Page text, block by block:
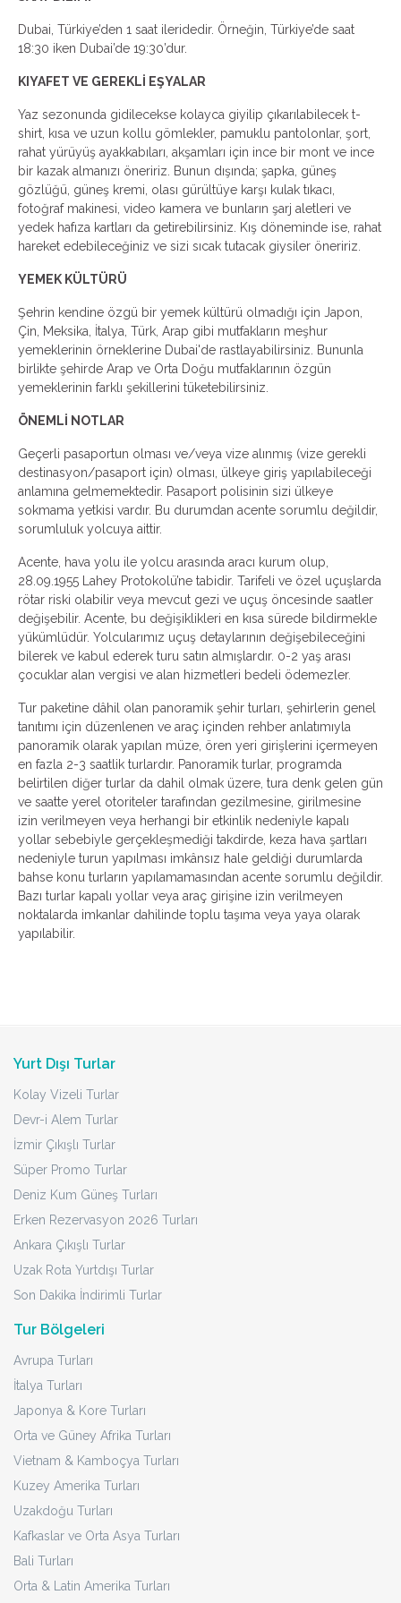
Dubai, Türkiye’den 1 saat ileridedir. Örneğin, Türkiye’de saat
18:30 iken Dubai’de 19:30’dur.
KIYAFET VE GEREKLİ EŞYALAR
Yaz sezonunda gidilecekse kolayca giyilip çıkarılabilecek t-
shirt, kısa ve uzun kollu gömlekler, pamuklu pantolonlar, şort,
rahat yürüyüş ayakkabıları, akşamları için ince bir mont ve ince
bir kazak almanızı öneririz. Bunun dışında; şapka, güneş
gözlüğü, güneş kremi, olası gürültüye karşı kulak tıkacı,
fotoğraf makinesi, video kamera ve bunların şarj aletleri ve
yedek hafıza kartları da getirebilirsiniz. Kış döneminde ise, rahat
hareket edebileceğiniz ve sizi sıcak tutacak giysiler öneririz.
YEMEK KÜLTÜRÜ
Şehrin kendine özgü bir yemek kültürü olmadığı için Japon,
Çin, Meksika, İtalya, Türk, Arap gibi mutfakların meşhur
yemeklerinin örneklerine Dubai'de rastlayabilirsiniz. Bununla
birlikte şehirde Arap ve Orta Doğu mutfaklarının özgün
yemeklerinin farklı şekillerini tüketebilirsiniz.
ÖNEMLİ NOTLAR
Geçerli pasaportun olması ve/veya vize alınmış (vize gerekli
destinasyon/pasaport için) olması, ülkeye giriş yapılabileceği
anlamına gelmemektedir. Pasaport polisinin sizi ülkeye
sokmama yetkisi vardır. Bu durumdan acente sorumlu değildir,
sorumluluk yolcuya aittir.
Acente, hava yolu ile yolcu arasında aracı kurum olup,
28.09.1955 Lahey Protokolü’ne tabidir. Tarifeli ve özel uçuşlarda
rötar riski olabilir veya mevcut gezi ve uçuş öncesinde saatler
değişebilir. Acente, bu değişiklikleri en kısa sürede bildirmekle
yükümlüdür. Yolcularımız uçuş detaylarının değişebileceğini
bilerek ve kabul ederek turu satın almışlardır. 0-2 yaş arası
çocuklar alan vergisi ve alan hizmetleri bedeli ödemezler.
Tur paketine dâhil olan panoramik şehir turları, şehirlerin genel
tanıtımı için düzenlenen ve araç içinden rehber anlatımıyla
panoramik olarak yapılan müze, ören yeri girişlerini içermeyen
en fazla 2-3 saatlik turlardır. Panoramik turlar, programda
belirtilen diğer turlar da dahil olmak üzere, tura denk gelen gün
ve saatte yerel otoriteler tarafından gezilmesine, girilmesine
izin verilmeyen veya herhangi bir etkinlik nedeniyle kapalı
yollar sebebiyle gerçekleşmediği takdirde, keza hava şartları
nedeniyle turun yapılması imkânsız hale geldiği durumlarda
bahse konu turların yapılamamasından acente sorumlu değildir.
Bazı turlar kapalı yollar veya araç girişine izin verilmeyen
noktalarda imkanlar dahilinde toplu taşıma veya yaya olarak
yapılabilir.
Yurt Dışı Turlar
Kolay Vizeli Turlar
Devr-i Alem Turlar
İzmir Çıkışlı Turlar
Süper Promo Turlar
Deniz Kum Güneş Turları
Erken Rezervasyon 2026 Turları
Ankara Çıkışlı Turlar
Uzak Rota Yurtdışı Turlar
Son Dakika İndirimli Turlar
Tur Bölgeleri
Avrupa Turları
İtalya Turları
Japonya & Kore Turları
Orta ve Güney Afrika Turları
Vietnam & Kamboçya Turları
Kuzey Amerika Turları
Uzakdoğu Turları
Kafkaslar ve Orta Asya Turları
Bali Turları
Orta & Latin Amerika Turları